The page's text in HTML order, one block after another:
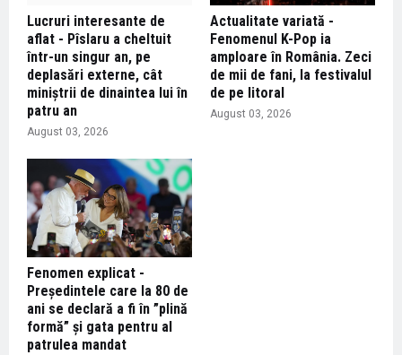
Lucruri interesante de
aflat - Pîslaru a cheltuit
într-un singur an, pe
deplasări externe, cât
miniștrii de dinaintea lui în
patru an
August 03, 2026
Actualitate variată -
Fenomenul K-Pop ia
amploare în România. Zeci
de mii de fani, la festivalul
de pe litoral
August 03, 2026
Fenomen explicat -
Președintele care la 80 de
ani se declară a fi în ”plină
formă” și gata pentru al
patrulea mandat